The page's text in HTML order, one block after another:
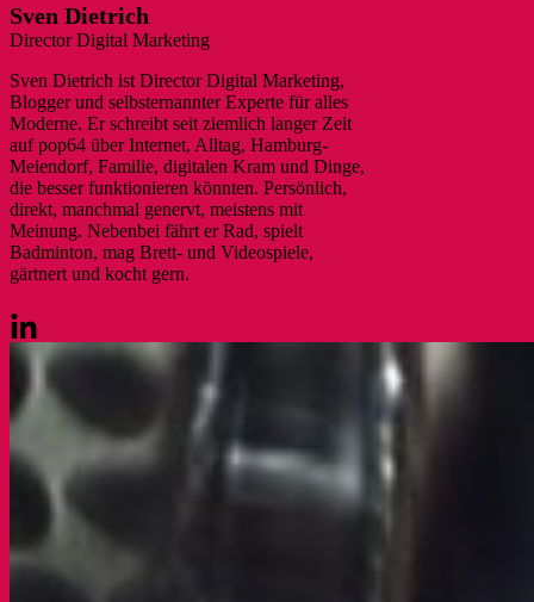
Sven Dietrich
Director Digital Marketing
Sven Dietrich ist Director Digital Marketing,
Blogger und selbsternannter Experte für alles
Moderne. Er schreibt seit ziemlich langer Zeit
auf pop64 über Internet, Alltag, Hamburg-
Meiendorf, Familie, digitalen Kram und Dinge,
die besser funktionieren könnten. Persönlich,
direkt, manchmal genervt, meistens mit
Meinung. Nebenbei fährt er Rad, spielt
Badminton, mag Brett- und Videospiele,
gärtnert und kocht gern.